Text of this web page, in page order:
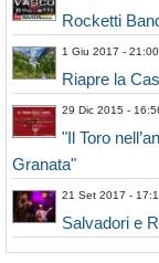
Rocketti
1 Giu 2017 - 21:00
Riapre la
29 Dic 2015 -
"Il Toro
Granata"
21 Set 2017 -
Salvadori e